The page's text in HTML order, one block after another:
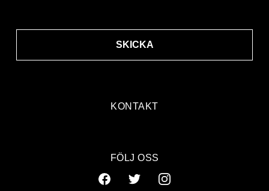
KONTAKT
SKICKA
FÖLJ OSS